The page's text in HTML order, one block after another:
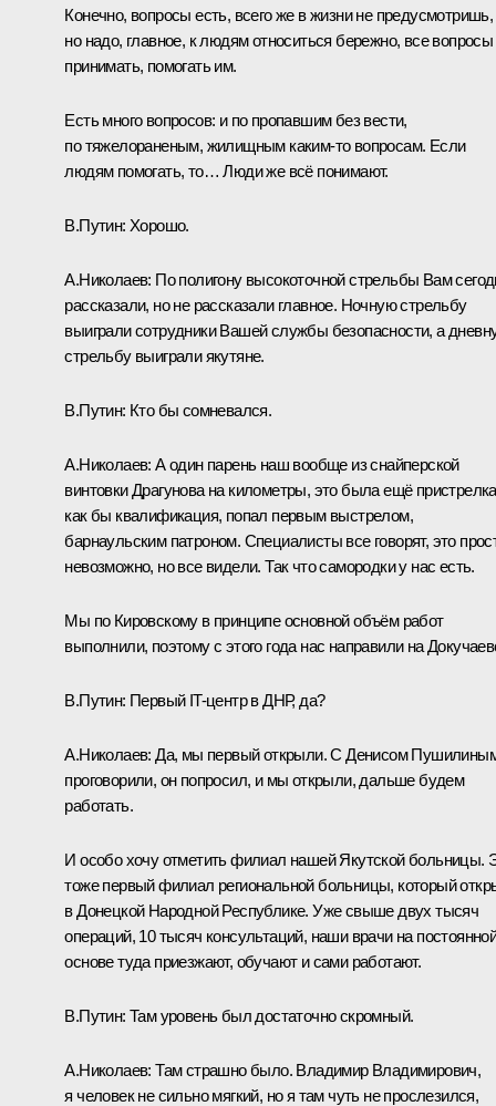
Конечно, вопросы есть, всего же в жизни не предусмотришь,
но надо, главное, к людям относиться бережно, все вопросы
принимать, помогать им.
Есть много вопросов: и по пропавшим без вести,
по тяжелораненым, жилищным каким-то вопросам. Если
людям помогать, то… Люди же всё понимают.
В.Путин: Хорошо.
А.Николаев: По полигону высокоточной стрельбы Вам
рассказали, но не рассказали главное. Ночную стрельбу
выиграли сотрудники Вашей службы безопасности, а
стрельбу выиграли якутяне.
В.Путин: Кто бы сомневался.
А.Николаев: А один парень наш вообще из снайперской
винтовки Драгунова на километры, это была ещё
как бы квалификация, попал первым выстрелом,
барнаульским патроном. Специалисты все говорят, это
невозможно, но все видели. Так что самородки у нас есть.
Мы по Кировскому в принципе основной объём работ
выполнили, поэтому с этого года нас направили на
В.Путин: Первый IT-центр в ДНР, да?
А.Николаев: Да, мы первый открыли. С Денисом
проговорили, он попросил, и мы открыли, дальше будем
работать.
И особо хочу отметить филиал нашей Якутской больницы.
тоже первый филиал региональной больницы, который
в Донецкой Народной Республике. Уже свыше двух тысяч
операций, 10 тысяч консультаций, наши врачи на
основе туда приезжают, обучают и сами работают.
В.Путин: Там уровень был достаточно скромный.
А.Николаев: Там страшно было. Владимир Владимирович,
я человек не сильно мягкий, но я там чуть не прослезился,